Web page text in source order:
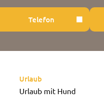
Telefon
Urlaub
Urlaub mit Hund